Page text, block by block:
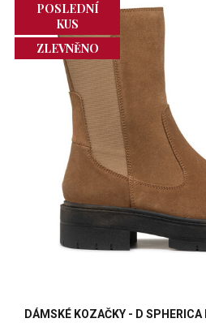
POSLEDNÍ
KUS
ZLEVNĚNO
DÁMSKÉ KOZAČKY - D SPHERICA